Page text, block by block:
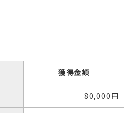
獲得金額
80,000円